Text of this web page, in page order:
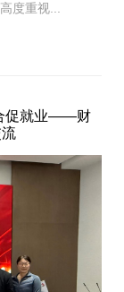
重视...
促就业——财